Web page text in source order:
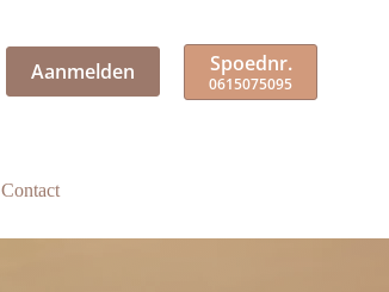
Aanmelden Spoednr.
0615075095
Contact